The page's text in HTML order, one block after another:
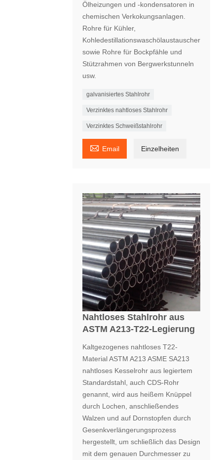
Ölheizungen und -kondensatoren in
chemischen Verkokungsanlagen.
Rohre für Kühler,
Kohledestillationswaschölaustauscher
sowie Rohre für Bockpfähle und
Stützrahmen von Bergwerkstunneln
usw.
galvanisiertes Stahlrohr
Verzinktes nahtloses Stahlrohr
Verzinktes Schweißstahlrohr
 Email Einzelheiten
Nahtloses Stahlrohr aus
ASTM A213-T22-Legierung
Kaltgezogenes nahtloses T22-
Material ASTM A213 ASME SA213
nahtloses Kesselrohr aus legiertem
Standardstahl, auch CDS-Rohr
genannt, wird aus heißem Knüppel
durch Lochen, anschließendes
Walzen und auf Dornstopfen durch
Gesenkverlängerungsprozess
hergestellt, um schließlich das Design
mit dem genauen Durchmesser zu